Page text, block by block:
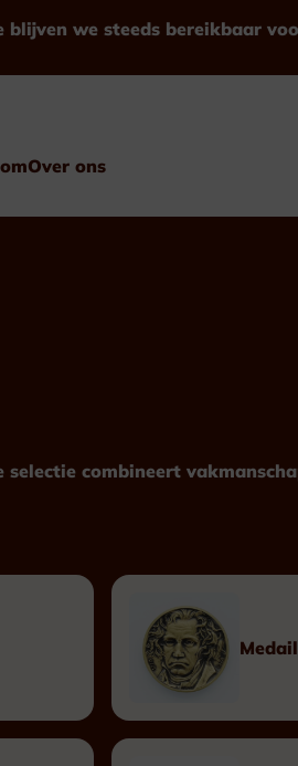
we steeds bereikbaar
Standaard
Over ons
combineert